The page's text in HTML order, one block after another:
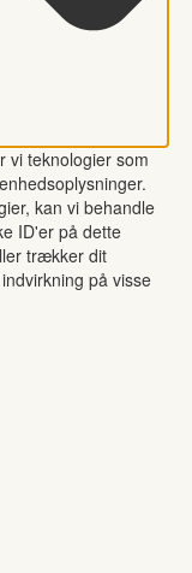
vi teknologier som
kan vi behandle
ID'er på dette
trækker dit
på visse